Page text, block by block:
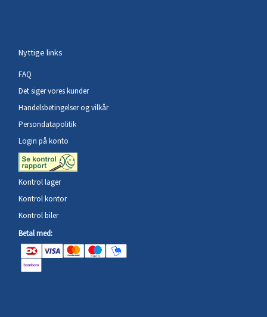
Nyttige links
FAQ
Det siger vores kunder
Handelsbetingelser og vilkår
Persondatapolitik
Login på konto
Kontrol lager
Kontrol kontor
Kontrol biler
Betal med: